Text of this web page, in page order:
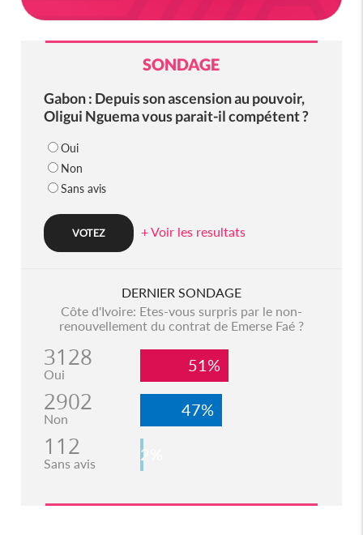
SONDAGE
Gabon : Depuis son ascension au pouvoir,
Oligui Nguema vous parait-il compétent ?
Oui
Non
Sans avis
+ Voir les resultats
DERNIER SONDAGE
Côte d'Ivoire: Etes-vous surpris par le non-
renouvellement du contrat de Emerse Faé ?
3128
Oui 51%
2902
Non 47%
112
Sans avis 2%